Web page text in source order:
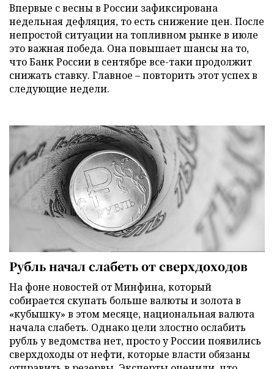
Впервые с весны в России зафиксирована
недельная дефляция, то есть снижение цен. После
непростой ситуации на топливном рынке в июле
это важная победа. Она повышает шансы на то,
что Банк России в сентябре все-таки продолжит
снижать ставку. Главное – повторить этот успех в
следующие недели.
Рубль начал слабеть от сверхдоходов
На фоне новостей от Минфина, который
собирается скупать больше валюты и золота в
«кубышку» в этом месяце, национальная валюта
начала слабеть. Однако цели злостно ослабить
рубль у ведомства нет, просто у России появились
сверхдоходы от нефти, которые власти обязаны